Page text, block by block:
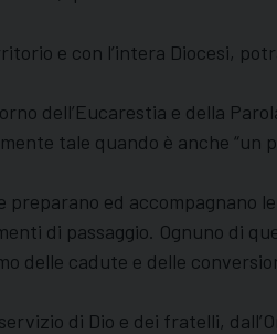
e con l’intera Diocesi,
dell’Eucarestia e della
tale quando è anche “un
ed accompagnano
di passaggio. Ognuno di
delle cadute e delle
di Dio e dei fratelli,